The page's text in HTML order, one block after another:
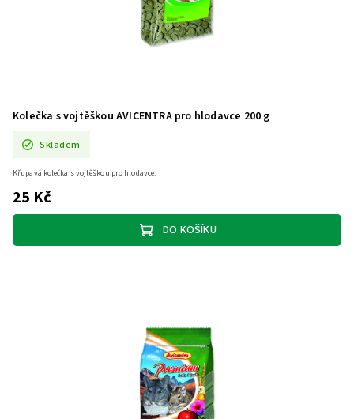
Kolečka s vojtěškou AVICENTRA pro hlodavce 200 g
Skladem
25 Kč
DO KOŠÍKU
Křupavá kolečka s vojtěškou pro hlodavce.